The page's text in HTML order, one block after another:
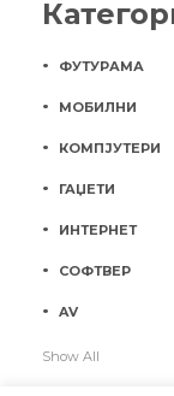
ФУТУРАМА
МОБИЛНИ
КОМПЈУТЕРИ
ГАЏЕТИ
ИНТЕРНЕТ
СОФТВЕР
AV
Show All